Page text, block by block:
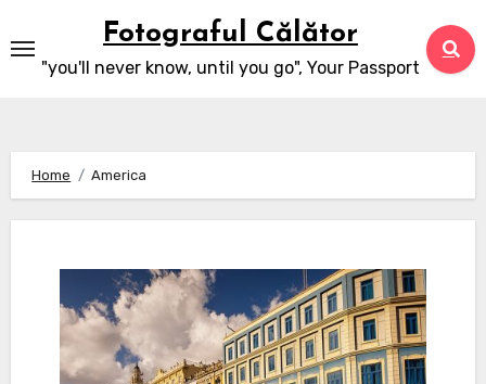
to
content
Fotograful Călător
"you'll never know, until you go", Your Passport
Home America